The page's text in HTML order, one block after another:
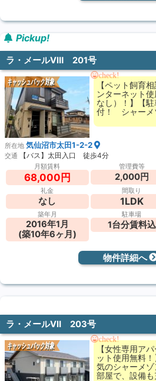
Pickup!
ラ・メールⅧ 201号
キャッシュバック対象
check!
【ペット飼育
ンターネット
なし）！】【
付！ シャーメ
所在地 気仙沼市太田1-2-2
交通 【バス】太田入口 徒歩4分
月額賃料
68,000円
管理費等
2,000円
礼金
なし
間取り
1LDK
築年月
2016年1月
(築10年6ヶ月)
駐車場
1台分賃料込
物件詳細へ
ラ・メールⅦ 203号
キャッシュバック対象
check!
【女性専用ア
ット使用無料
気のシャーメ
部屋で、設備